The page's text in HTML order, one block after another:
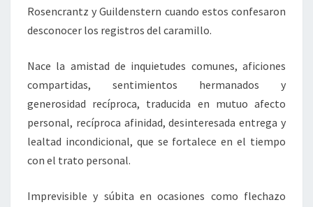
Rosencrantz y Guildenstern cuando estos confesaron
desconocer los registros del caramillo.
Nace la amistad de inquietudes comunes, aficiones
compartidas, sentimientos hermanados y
generosidad recíproca, traducida en mutuo afecto
personal, recíproca afinidad, desinteresada entrega y
lealtad incondicional, que se fortalece en el tiempo
con el trato personal.
Imprevisible y súbita en ocasiones como flechazo